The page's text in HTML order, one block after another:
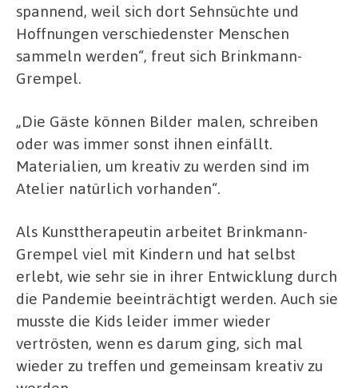
spannend, weil sich dort Sehnsüchte und
Hoffnungen verschiedenster Menschen
sammeln werden“, freut sich Brinkmann-
Grempel.
„Die Gäste können Bilder malen, schreiben
oder was immer sonst ihnen einfällt.
Materialien, um kreativ zu werden sind im
Atelier natürlich vorhanden“.
Als Kunsttherapeutin arbeitet Brinkmann-
Grempel viel mit Kindern und hat selbst
erlebt, wie sehr sie in ihrer Entwicklung durch
die Pandemie beeinträchtigt werden. Auch sie
musste die Kids leider immer wieder
vertrösten, wenn es darum ging, sich mal
wieder zu treffen und gemeinsam kreativ zu